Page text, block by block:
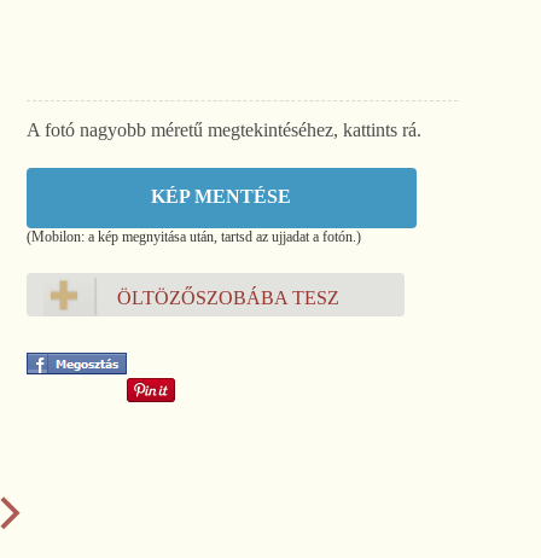
A fotó nagyobb méretű megtekintéséhez, kattints rá.
KÉP MENTÉSE
(Mobilon: a kép megnyitása után, tartsd az ujjadat a fotón.)
ÖLTÖZŐSZOBÁBA TESZ